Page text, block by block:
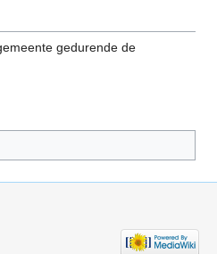
gedurende de